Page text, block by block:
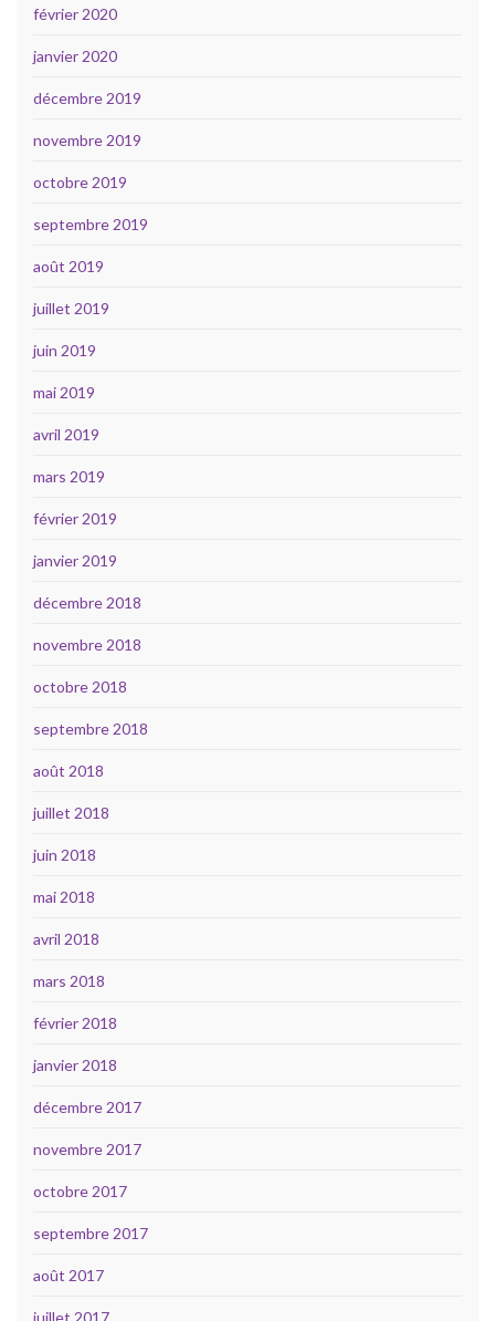
février 2020
janvier 2020
décembre 2019
novembre 2019
octobre 2019
septembre 2019
août 2019
juillet 2019
juin 2019
mai 2019
avril 2019
mars 2019
février 2019
janvier 2019
décembre 2018
novembre 2018
octobre 2018
septembre 2018
août 2018
juillet 2018
juin 2018
mai 2018
avril 2018
mars 2018
février 2018
janvier 2018
décembre 2017
novembre 2017
octobre 2017
septembre 2017
août 2017